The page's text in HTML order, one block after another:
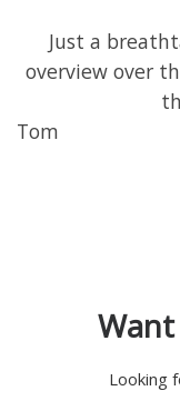
Just a
overview over
Tom
Looking